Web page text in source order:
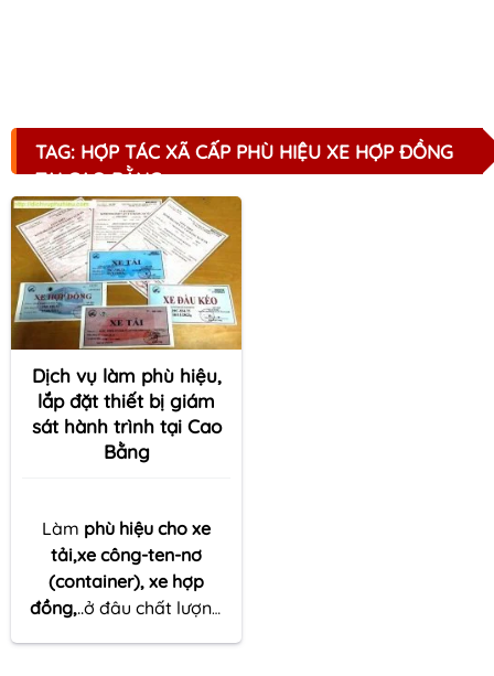
TAG: HỢP TÁC XÃ CẤP PHÙ HIỆU XE HỢP ĐỒNG
TẠI CAO BẰNG
Dịch vụ làm phù hiệu,
lắp đặt thiết bị giám
sát hành trình tại Cao
Bằng
Làm phù hiệu cho xe
tải,xe công-ten-nơ
(container), xe hợp
đồng,..ở đâu chất lượng